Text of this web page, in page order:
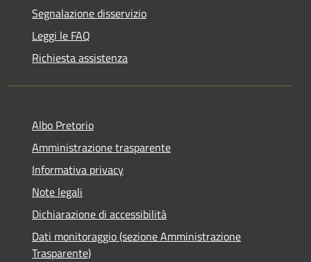
Segnalazione disservizio
Leggi le FAQ
Richiesta assistenza
Albo Pretorio
Amministrazione trasparente
Informativa privacy
Note legali
Dichiarazione di accessibilità
Dati monitoraggio (sezione Amministrazione
Trasparente)